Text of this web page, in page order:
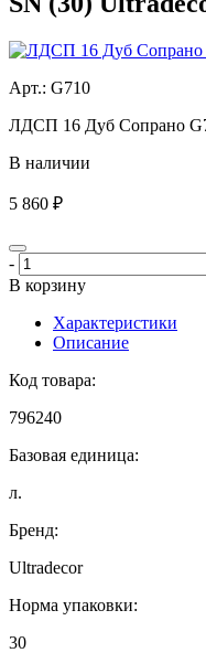
Aрт.: G710
ЛДСП 16 Дуб Сопрано
В наличии
5 860 ₽
-
В корзину
Характеристики
Описание
Код товара:
796240
Базовая единица:
л.
Бренд:
Ultradecor
Норма упаковки:
30